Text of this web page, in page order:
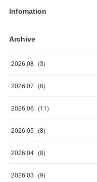
Infomation
Archive
2026.08 (3)
2026.07 (6)
2026.06 (11)
2026.05 (8)
2026.04 (8)
2026.03 (9)